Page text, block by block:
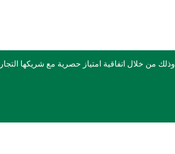
تعمل ستاربكس في الشرق الأوسط منذ عام 1999 وذلك من خلال